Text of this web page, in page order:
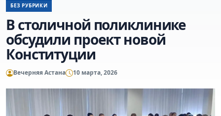
БЕЗ РУБРИКИ
В столичной поликлинике
обсудили проект новой
Конституции
Вечерняя Астана 10 марта, 2026